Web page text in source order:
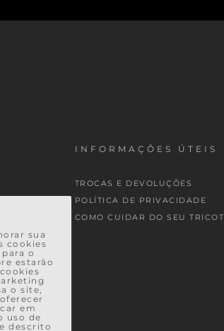
sua
cookies
o
estarão
o site,
em
uso de
descrito
INFORMAÇÕES ÚTEIS
TROCAS E DEVOLUÇÕES
POLÍTICA DE PRIVACIDADE
COMO CUIDAR DO SEU TRICOT